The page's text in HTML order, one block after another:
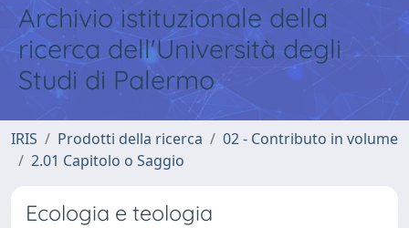
Archivio istituzionale della
ricerca dell'Università degli
Studi di Palermo
IRIS Prodotti della ricerca
02 - Contributo in volume
2.01 Capitolo o Saggio
Ecologia e teologia